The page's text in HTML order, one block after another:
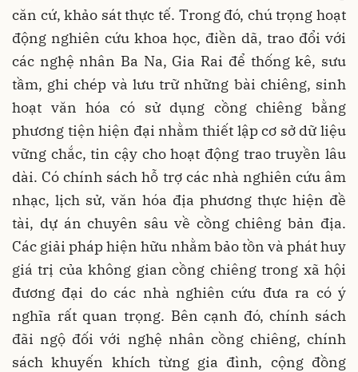
căn cứ, khảo sát thực tế. Trong đó, chú trọng hoạt
động nghiên cứu khoa học, điền dã, trao đổi với
các nghệ nhân Ba Na, Gia Rai để thống kê, sưu
tầm, ghi chép và lưu trữ những bài chiêng, sinh
hoạt văn hóa có sử dụng cồng chiêng bằng
phương tiện hiện đại nhằm thiết lập cơ sở dữ liệu
vững chắc, tin cậy cho hoạt động trao truyền lâu
dài. Có chính sách hỗ trợ các nhà nghiên cứu âm
nhạc, lịch sử, văn hóa địa phương thực hiện đề
tài, dự án chuyên sâu về cồng chiêng bản địa.
Các giải pháp hiện hữu nhằm bảo tồn và phát huy
giá trị của không gian cồng chiêng trong xã hội
đương đại do các nhà nghiên cứu đưa ra có ý
nghĩa rất quan trọng. Bên cạnh đó, chính sách
đãi ngộ đối với nghệ nhân cồng chiêng, chính
sách khuyến khích từng gia đình, cộng đồng